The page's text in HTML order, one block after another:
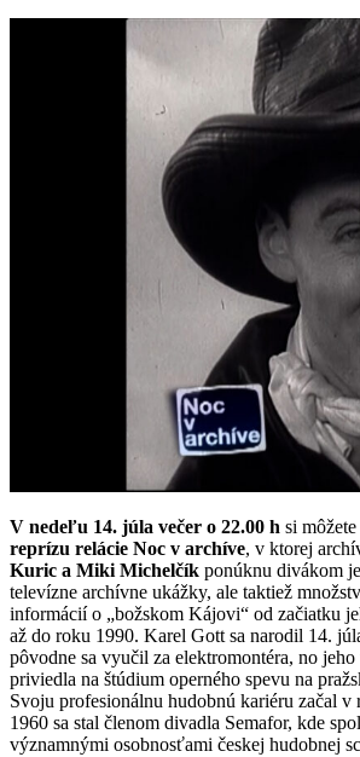
V nedeľu 14. júla večer o 22.00 h si
reprízu relácie Noc v archíve, v ktorej
Kuric a Miki Michelčík ponúknu divákom
televízne archívne ukážky, ale taktiež
informácií o „božskom Kájovi“ od začiatku
až do roku 1990. Karel Gott sa narodil 14.
pôvodne sa vyučil za elektromontéra, no
priviedla na štúdium operného spevu na
Svoju profesionálnu hudobnú kariéru začal
1960 sa stal členom divadla Semafor, kde
významnými osobnosťami českej hudobnej